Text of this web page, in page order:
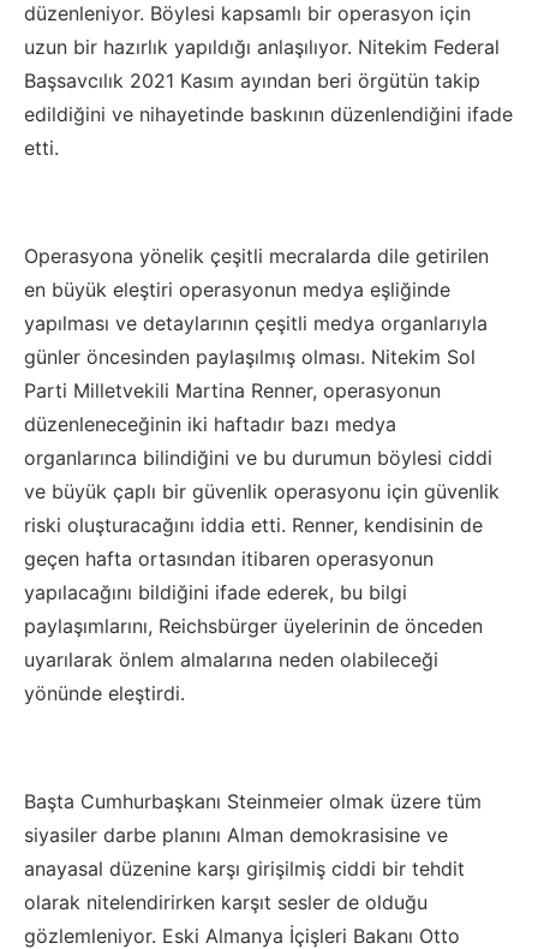
düzenleniyor. Böylesi kapsamlı bir operasyon için
uzun bir hazırlık yapıldığı anlaşılıyor. Nitekim Federal
Başsavcılık 2021 Kasım ayından beri örgütün takip
edildiğini ve nihayetinde baskının düzenlendiğini ifade
etti.
Operasyona yönelik çeşitli mecralarda dile getirilen
en büyük eleştiri operasyonun medya eşliğinde
yapılması ve detaylarının çeşitli medya organlarıyla
günler öncesinden paylaşılmış olması. Nitekim Sol
Parti Milletvekili Martina Renner, operasyonun
düzenleneceğinin iki haftadır bazı medya
organlarınca bilindiğini ve bu durumun böylesi ciddi
ve büyük çaplı bir güvenlik operasyonu için güvenlik
riski oluşturacağını iddia etti. Renner, kendisinin de
geçen hafta ortasından itibaren operasyonun
yapılacağını bildiğini ifade ederek, bu bilgi
paylaşımlarını, Reichsbürger üyelerinin de önceden
uyarılarak önlem almalarına neden olabileceği
yönünde eleştirdi.
Başta Cumhurbaşkanı Steinmeier olmak üzere tüm
siyasiler darbe planını Alman demokrasisine ve
anayasal düzenine karşı girişilmiş ciddi bir tehdit
olarak nitelendirirken karşıt sesler de olduğu
gözlemleniyor. Eski Almanya İçişleri Bakanı Otto